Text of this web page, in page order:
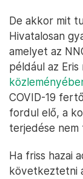
De akkor mit
Hivatalosan
amelyet az
például az
COVID-19
fordul elő, a
terjedése nem
Ha friss hazai
következtetni